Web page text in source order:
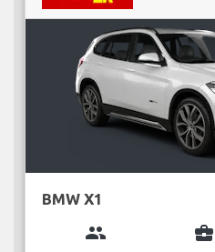
BMW X1
group business_center